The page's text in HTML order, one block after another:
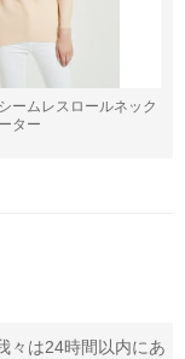
ームレスロールネック
ター
々は24時間以内にあ